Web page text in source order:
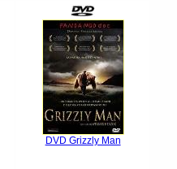
DVD Grizzly Man